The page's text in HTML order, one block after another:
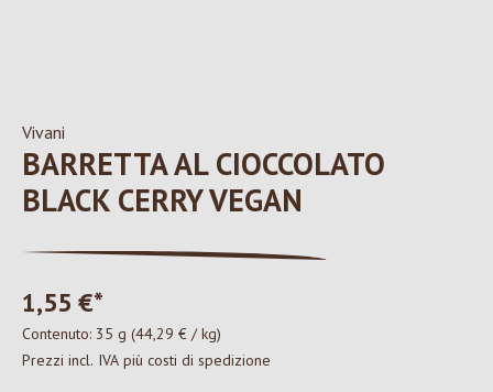
Vivani
BARRETTA AL CIOCCOLATO
BLACK CERRY VEGAN
1,55 €*
Contenuto: 35 g (44,29 € / kg)
Prezzi incl. IVA più costi di spedizione